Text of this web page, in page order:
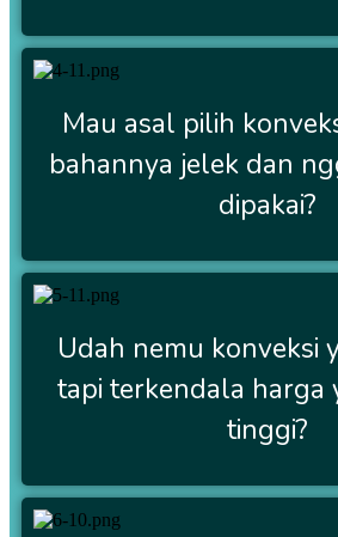
Mau asal pilih
bahannya jelek dan
dipakai?
Udah nemu konveksi
tapi terkendala harga
tinggi?